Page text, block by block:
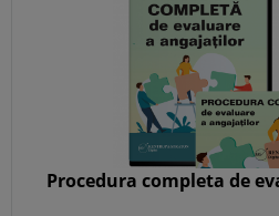
Procedura completa de